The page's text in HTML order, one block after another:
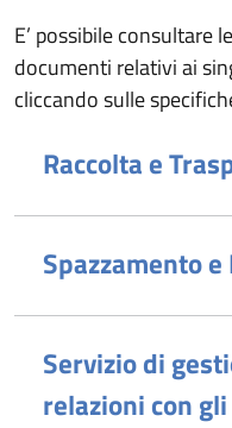
E’ possibile consultare
documenti relativi ai
cliccando sulle
Raccolta e
Spazzamento
Servizio di
relazioni con